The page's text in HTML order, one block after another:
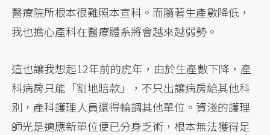
醫療院所根本很難照本宣科。而隨著生產數降低，
我也擔心產科在醫療體系將會越來越弱勢。
這也讓我想起12年前的虎年，由於生產數下降，產
科病房只能「割地賠款」，不只出讓病房給其他科
別，產科護理人員還得輪調其他單位。資淺的護理
師光是適應新單位便已分身乏術，根本無法獲得足